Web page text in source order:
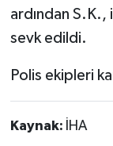
ardından
sevk edildi.
Polis ekipleri
Kaynak: İHA